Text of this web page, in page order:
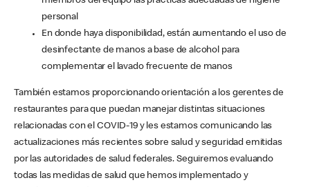
personal
En donde haya disponibilidad, están aumentando el uso de
desinfectante de manos a base de alcohol para
complementar el lavado frecuente de manos
También estamos proporcionando orientación a los gerentes de
restaurantes para que puedan manejar distintas situaciones
relacionadas con el COVID-19 y les estamos comunicando las
actualizaciones más recientes sobre salud y seguridad emitidas
por las autoridades de salud federales. Seguiremos evaluando
todas las medidas de salud que hemos implementado y